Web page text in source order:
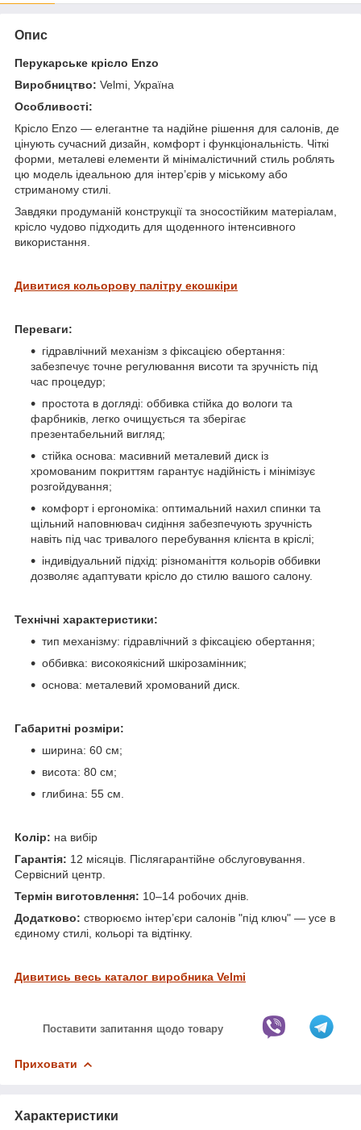
Опис
Перукарське крісло Enzo
Виробництво: Velmi, Україна
Особливості:
Крісло Enzo — елегантне та надійне рішення для салонів, де
цінують сучасний дизайн, комфорт і функціональність. Чіткі
форми, металеві елементи й мінімалістичний стиль роблять
цю модель ідеальною для інтер’єрів у міському або
стриманому стилі.
Завдяки продуманій конструкції та зносостійким матеріалам,
крісло чудово підходить для щоденного інтенсивного
використання.
Дивитися кольорову палітру екошкіри
Переваги:
гідравлічний механізм з фіксацією обертання:
забезпечує точне регулювання висоти та зручність під
час процедур;
простота в догляді: оббивка стійка до вологи та
фарбників, легко очищується та зберігає
презентабельний вигляд;
стійка основа: масивний металевий диск із
хромованим покриттям гарантує надійність і мінімізує
розгойдування;
комфорт і ергономіка: оптимальний нахил спинки та
щільний наповнювач сидіння забезпечують зручність
навіть під час тривалого перебування клієнта в кріслі;
індивідуальний підхід: різноманіття кольорів оббивки
дозволяє адаптувати крісло до стилю вашого салону.
Технічні характеристики:
тип механізму: гідравлічний з фіксацією обертання;
оббивка: високоякісний шкірозамінник;
основа: металевий хромований диск.
Габаритні розміри:
ширина: 60 см;
висота: 80 см;
глибина: 55 см.
Колір: на вибір
Гарантія: 12 місяців. Післягарантійне обслуговування.
Сервісний центр.
Термін виготовлення: 10–14 робочих днів.
Додатково: створюємо інтер’єри салонів "під ключ" — усе в
єдиному стилі, кольорі та відтінку.
Дивитись весь каталог виробника Velmi
Поставити запитання щодо товару
Приховати
Характеристики